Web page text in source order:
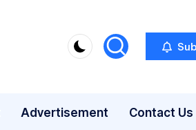
Advertisement Contact Us